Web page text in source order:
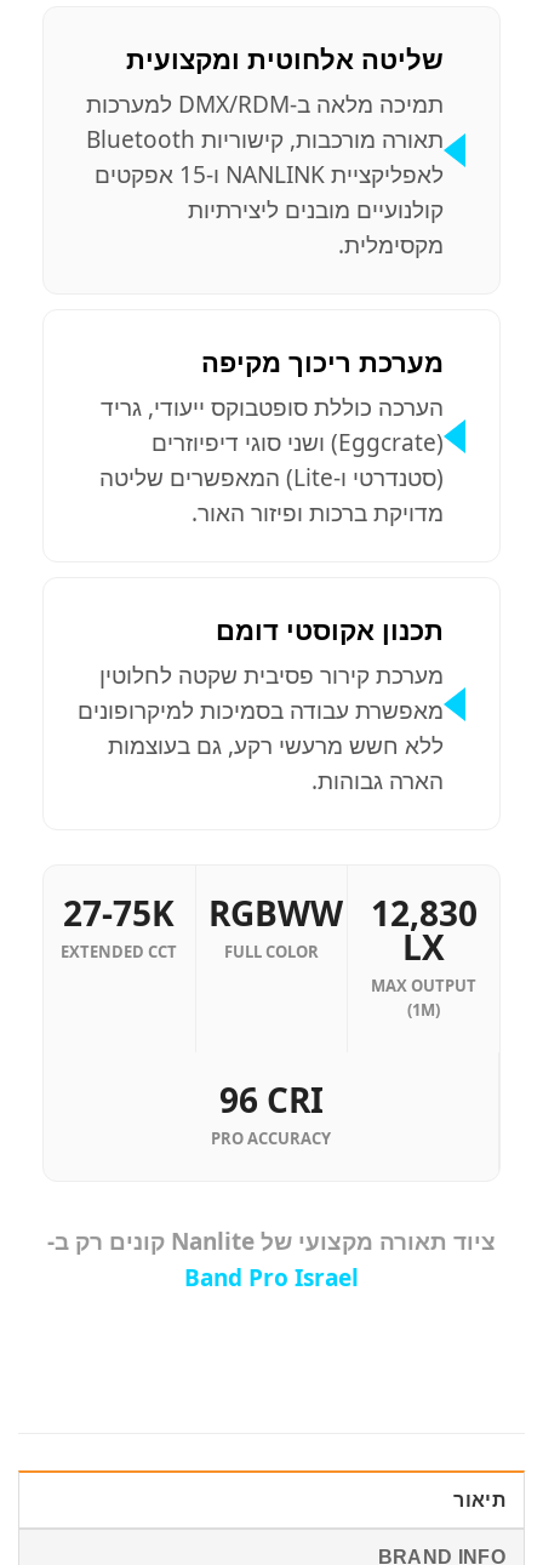
שליטה אלחוטית ומקצועית
תמיכה מלאה ב-DMX/RDM למערכות
תאורה מורכבות, קישוריות Bluetooth
לאפליקציית NANLINK ו-15 אפקטים
קולנועיים מובנים ליצירתיות
מקסימלית.
מערכת ריכוך מקיפה
הערכה כוללת סופטבוקס ייעודי, גריד
(Eggcrate) ושני סוגי דיפיוזרים
(סטנדרטי ו-Lite) המאפשרים שליטה
מדויקת ברכות ופיזור האור.
תכנון אקוסטי דומם
מערכת קירור פסיבית שקטה לחלוטין
מאפשרת עבודה בסמיכות למיקרופונים
ללא חשש מרעשי רקע, גם בעוצמות
הארה גבוהות.
12,830
LX
MAX OUTPUT
(1M)
RGBWW
FULL COLOR
27-75K
EXTENDED CCT
96 CRI
PRO ACCURACY
ציוד תאורה מקצועי של Nanlite קונים רק ב-
Band Pro Israel
תיאור
BRAND INFO